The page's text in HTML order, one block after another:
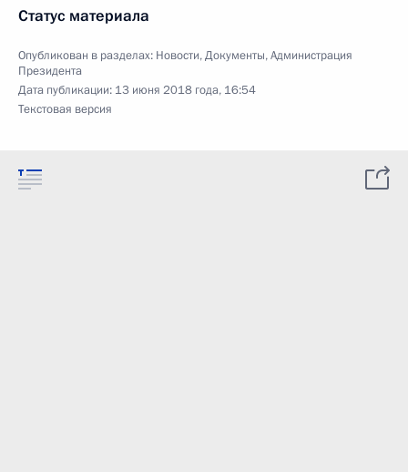
Статус материала
Опубликован в разделах: Новости,Документы,Администрация
Президента
Дата публикации: 13 июня 2018 года, 16:54
Текстовая версия